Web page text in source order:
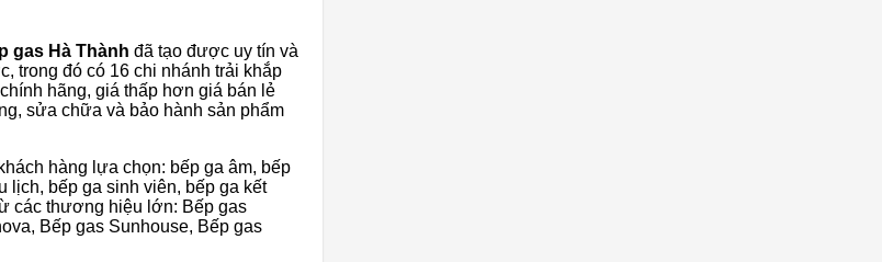
gas Hà Thành đã tạo được uy tín và
trong đó có 16 chi nhánh trải khắp
hãng, giá thấp hơn giá bán lẻ
sửa chữa và bảo hành sản phẩm
hàng lựa chọn: bếp ga âm, bếp
lịch, bếp ga sinh viên, bếp ga kết
các thương hiệu lớn: Bếp gas
Bếp gas Sunhouse, Bếp gas